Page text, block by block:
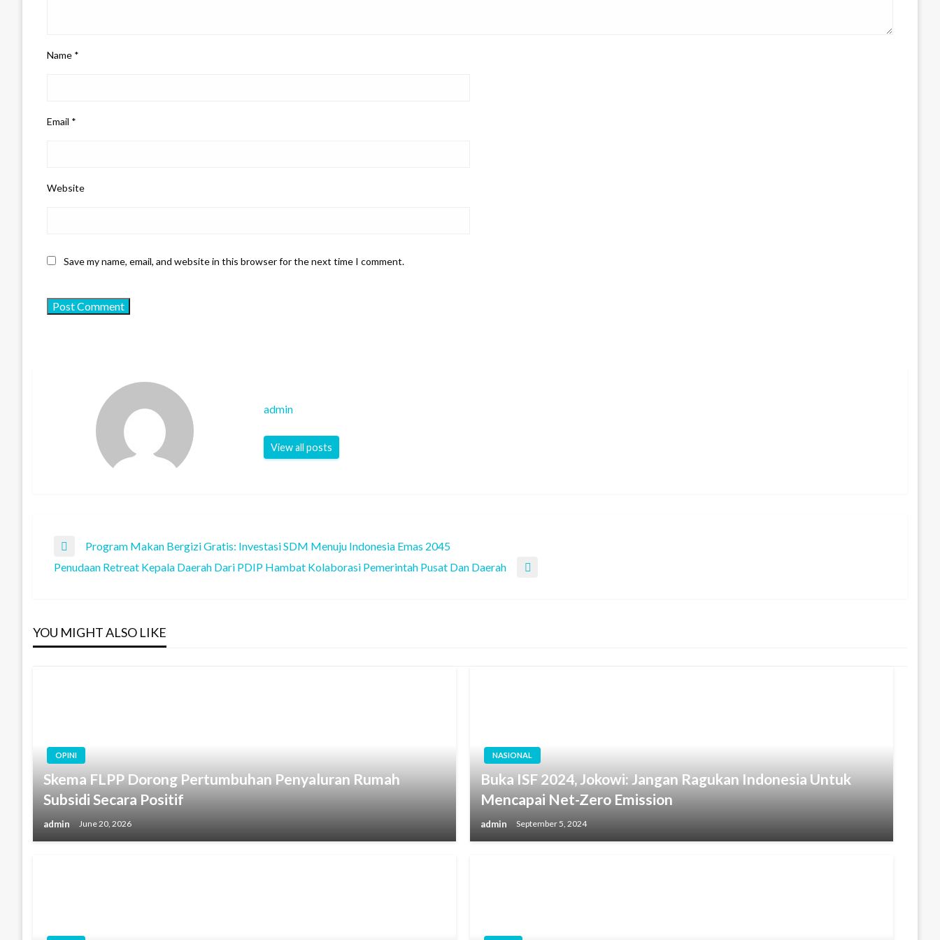
Name *
Email *
Website
Save my name, email, and website in this browser for the next time I comment.
admin
View all posts
Post
Previous
Post
Program Makan Bergizi Gratis: Investasi SDM Menuju Indonesia Emas 2045
Next
Penudaan Retreat Kepala Daerah Dari PDIP Hambat Kolaborasi Pemerintah Pusat Dan Daerah
YOU MIGHT ALSO LIKE
OPINI
Skema FLPP Dorong Pertumbuhan Penyaluran Rumah
Subsidi Secara Positif
admin June 20, 2026
NASIONAL
Buka ISF 2024, Jokowi: Jangan Ragukan Indonesia Untuk
Mencapai Net-Zero Emission
admin September 5, 2024